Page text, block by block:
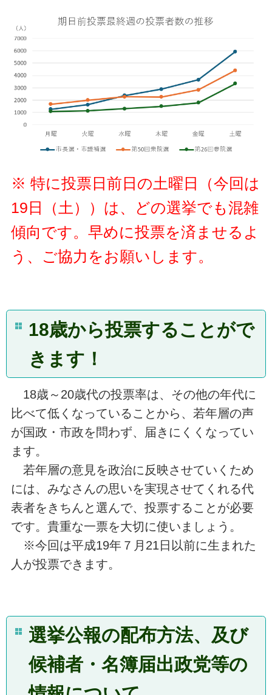
※ 特に投票日前日の土曜日（今回は
19日（土））は、どの選挙でも混雑
傾向です。早めに投票を済ませるよ
う、ご協力をお願いします。
18歳から投票することがで
きます！
18歳～20歳代の投票率は、その他の年代に
比べて低くなっていることから、若年層の声
が国政・市政を問わず、届きにくくなってい
ます。
若年層の意見を政治に反映させていくため
には、みなさんの思いを実現させてくれる代
表者をきちんと選んで、投票することが必要
です。貴重な一票を大切に使いましょう。
※今回は平成19年７月21日以前に生まれた
人が投票できます。
選挙公報の配布方法、 及び
候補者・名簿届出政党等の